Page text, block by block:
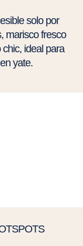
solo por
marisco fresco
ideal para
yate.